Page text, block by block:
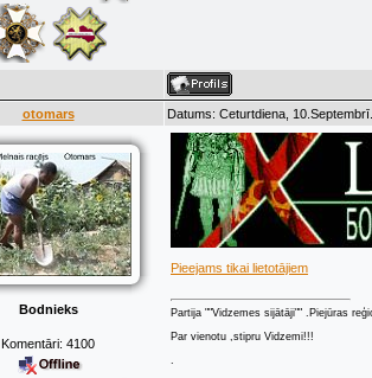
otomars Datums: Ceturtdiena,
Bodnieks
Komentāri: 4100
Pieejams tikai lietotājiem
Partija ""Vidzemes sijātāji"" .Piejūras
Par vienotu ,stipru Vidzemi!!!